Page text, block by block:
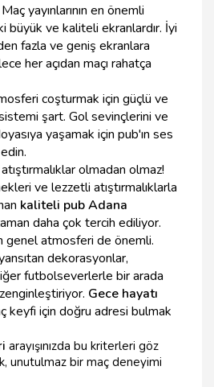
Maç yayınlarının en önemli
büyük ve kaliteli ekranlardır. İyi
fazla ve geniş ekranlara
her açıdan maçı rahatça
coşturmak için güçlü ve
şart. Gol sevinçlerini ve
yaşamak için pub'ın ses
olmadan olmaz!
ve lezzetli atıştırmalıklarla
kaliteli pub Adana
daha çok tercih ediliyor.
genel atmosferi de önemli.
dekorasyonlar,
futbolseverlerle bir arada
Gece hayatı
keyfi için doğru adresi bulmak
arayışınızda bu kriterleri göz
unutulmaz bir maç deneyimi